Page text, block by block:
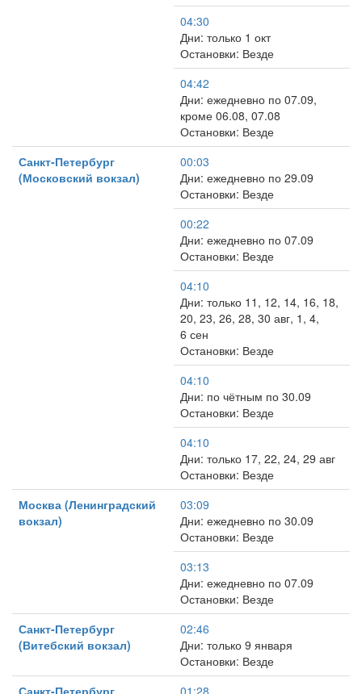
04:30
Дни: только 1 окт
Остановки: Везде
04:42
Дни: ежедневно по 07.09,
кроме 06.08, 07.08
Остановки: Везде
Санкт-Петербург
(Московский вокзал)
00:03
Дни: ежедневно по 29.09
Остановки: Везде
00:22
Дни: ежедневно по 07.09
Остановки: Везде
04:10
Дни: только 11, 12, 14, 16, 18,
20, 23, 26, 28, 30 авг, 1, 4,
6 сен
Остановки: Везде
04:10
Дни: по чётным по 30.09
Остановки: Везде
04:10
Дни: только 17, 22, 24, 29 авг
Остановки: Везде
Москва (Ленинградский
вокзал)
03:09
Дни: ежедневно по 30.09
Остановки: Везде
03:13
Дни: ежедневно по 07.09
Остановки: Везде
Санкт-Петербург
(Витебский вокзал)
02:46
Дни: только 9 января
Остановки: Везде
Санкт-Петербург
01:28